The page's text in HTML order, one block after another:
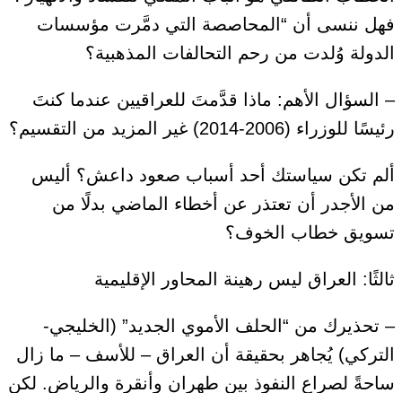
فهل ننسى أن “المحاصصة التي دمَّرت مؤسسات
الدولة وُلدت من رحم التحالفات المذهبية؟
– السؤال الأهم: ماذا قدَّمتَ للعراقيين عندما كنتَ
رئيسًا للوزراء (2006-2014) غير المزيد من التقسيم؟
ألم تكن سياستك أحد أسباب صعود داعش؟ أليس
من الأجدر أن تعتذر عن أخطاء الماضي بدلًا من
تسويق خطاب الخوف؟
ثالثًا: العراق ليس رهينة المحاور الإقليمية
– تحذيرك من “الحلف الأموي الجديد” (الخليجي-
التركي) يُجاهر بحقيقة أن العراق – للأسف – ما زال
ساحةً لصراع النفوذ بين طهران وأنقرة والرياض. لكن